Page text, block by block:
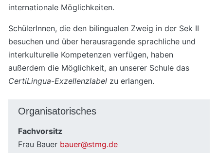
internationale Möglichkeiten.
SchülerInnen, die den bilingualen Zweig in der Sek II
besuchen und über herausragende sprachliche und
interkulturelle Kompetenzen verfügen, haben
außerdem die Möglichkeit, an unserer Schule das
CertiLingua-Exzellenzlabel zu erlangen.
Organisatorisches
Fachvorsitz
Frau Bauer bauer@stmg.de